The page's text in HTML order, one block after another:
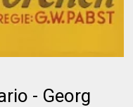
- Georg